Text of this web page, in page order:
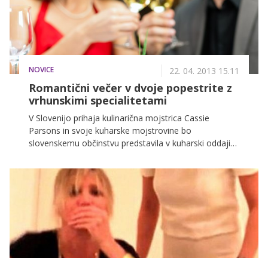
NOVICE 22. 04. 2013 15.11
Romantični večer v dvoje popestrite z
vrhunskimi specialitetami
V Slovenijo prihaja kulinarična mojstrica Cassie
Parsons in svoje kuharske mojstrovine bo
slovenskemu občinstvu predstavila v kuharski oddaji
slastnih jedi, ki jih bo pripravljala, vam ni treba samo
gledati, razkrivamo vam, kje jih lahko poskusite.